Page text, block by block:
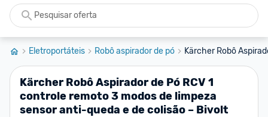
Eletroportáteis Robô aspirador de pó Kärcher Robô
Kärcher Robô Aspirador de Pó RCV 1
controle remoto 3 modos de limpeza
sensor anti-queda e de colisão – Bivolt